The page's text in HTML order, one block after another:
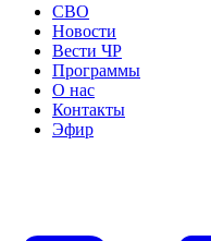
СВО
Новости
Вести ЧР
Программы
О нас
Контакты
Эфир